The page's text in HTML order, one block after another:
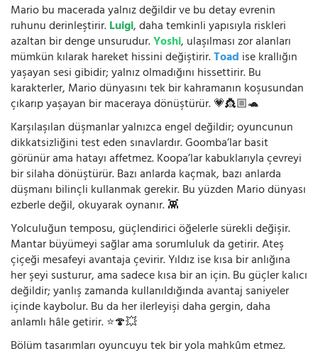
Mario bu macerada yalnız değildir ve bu detay evrenin
ruhunu derinleştirir.Luigi, daha temkinli yapısıyla riskleri
azaltan bir denge unsurudur.Yoshi, ulaşılması zor alanları
mümkün kılarak hareket hissini değiştirir.Toad ise krallığın
yaşayan sesi gibidir; yalnız olmadığını hissettirir. Bu
karakterler, Mario dünyasını tek bir kahramanın koşusundan
çıkarıp yaşayan bir maceraya dönüştürür. 💗👸🏼🐢
Karşılaşılan düşmanlar yalnızca engel değildir; oyuncunun
dikkatsizliğini test eden sınavlardır. Goomba’lar basit
görünür ama hatayı affetmez. Koopa’lar kabuklarıyla çevreyi
bir silaha dönüştürür. Bazı anlarda kaçmak, bazı anlarda
düşmanı bilinçli kullanmak gerekir. Bu yüzden Mario dünyası
ezberle değil, okuyarak oynanır. 👾
Yolculuğun temposu, güçlendirici öğelerle sürekli değişir.
Mantar büyümeyi sağlar ama sorumluluk da getirir. Ateş
çiçeği mesafeyi avantaja çevirir. Yıldız ise kısa bir anlığına
her şeyi susturur, ama sadece kısa bir an için. Bu güçler kalıcı
değildir; yanlış zamanda kullanıldığında avantaj saniyeler
içinde kaybolur. Bu da her ilerleyişi daha gergin, daha
anlamlı hâle getirir. ⭐🍄💥